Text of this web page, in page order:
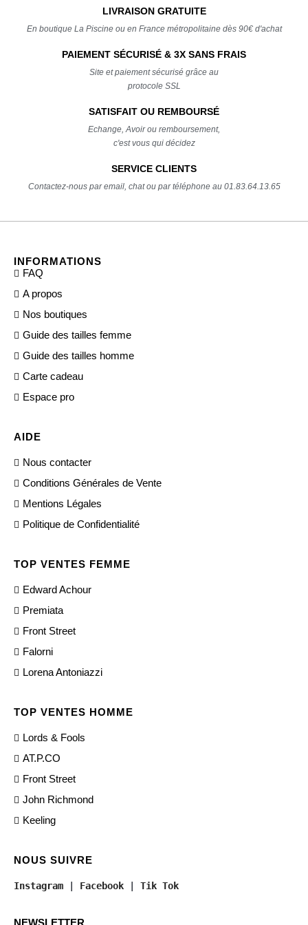
LIVRAISON GRATUITE
En boutique La Piscine ou en France métropolitaine dès 90€ d'achat
PAIEMENT SÉCURISÉ & 3X SANS FRAIS
Site et paiement sécurisé grâce au
protocole SSL
SATISFAIT OU REMBOURSÉ
Echange, Avoir ou remboursement,
c'est vous qui décidez
SERVICE CLIENTS
Contactez-nous par email, chat ou par téléphone au 01.83.64.13.65
INFORMATIONS
FAQ
A propos
Nos boutiques
Guide des tailles femme
Guide des tailles homme
Carte cadeau
Espace pro
AIDE
Nous contacter
Conditions Générales de Vente
Mentions Légales
Politique de Confidentialité
TOP VENTES FEMME
Edward Achour
Premiata
Front Street
Falorni
Lorena Antoniazzi
TOP VENTES HOMME
Lords & Fools
AT.P.CO
Front Street
John Richmond
Keeling
NOUS SUIVRE
Instagram | Facebook | Tik Tok
NEWSLETTER